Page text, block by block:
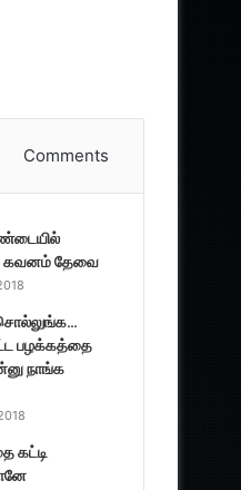
Comments
கவனம் தேவை
பழக்கத்தை
நாங்க
கட்டி